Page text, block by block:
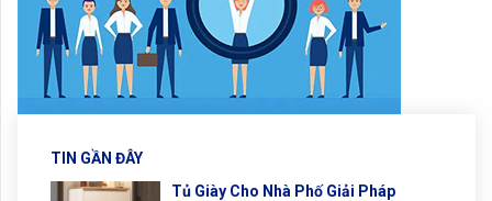
TIN GẦN ĐÂY
Tủ Giày Cho Nhà Phố Giải Pháp